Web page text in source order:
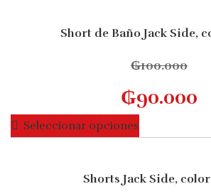
página
producto
múltiples
Las
se
pueden
página
Short de Baño Jack Side,
₲100.000
₲90.000
Seleccionar opciones
producto
múltiples
Shorts Jack Side,